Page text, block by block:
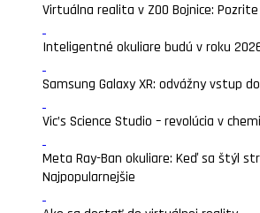
Virtuálna realita v ZOO Bojnice:
Inteligentné okuliare budú v roku
Samsung Galaxy XR: odvážny vstup
Vic’s Science Studio – revolúcia v
Meta Ray-Ban okuliare: Keď sa štýl
Najpopularnejšie